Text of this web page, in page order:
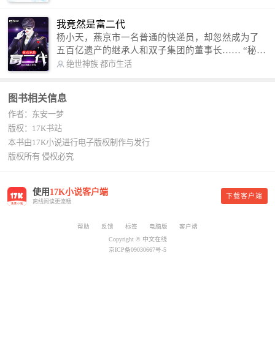
勾搭各色美女，镇压恶鬼邪神。 江湖传闻：龙
尘一到，地吼天啸。龙尘一出，鬼泣神哭。 本
故事纯属虚构，如有雷同，那就是真事儿，想要对
号入座，抓紧时间进群：487963015 微信公众号：
平凡魔术师,或者搜索：pingfanmoshushi1982,公众
我竟然是富二代
杨小天，燕京市一名普通的快递员，却忽然成为了
五百亿遗产的继承人和双子集团的董事长…… “秘
书，给我定制一套百亿富翁的吃喝住行标准！” “好
呢？” “回杨总，开车太堵，已经给你安排了直升
机。” 从此，开启杨小天的百亿富翁之旅，只有他不
敢想的，没有秘书办不到的。
绝世神族 都市生活
图书相关信息
作者：东安一梦
版权：17K书站
本书由17K小说进行电子版权制作与发行
版权所有 侵权必究
使用 17K小说客户端
离线阅读更流畅
下载客户端
帮助 反馈 标签 电脑版
客户端
Copyright © 中文在线
京ICP备09030667号-5